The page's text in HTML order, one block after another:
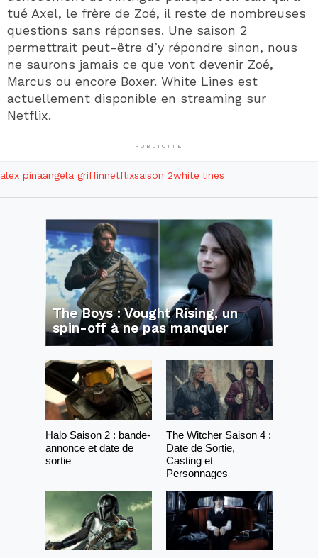
tué Axel, le frère de Zoé, il reste de nombreuses
questions sans réponses. Une saison 2
permettrait peut-être d’y répondre sinon, nous
ne saurons jamais ce que vont devenir Zoé,
Marcus ou encore Boxer. White Lines est
actuellement disponible en streaming sur
Netflix.
PUBLICITÉ
alex pinaangela griffinnetflixsaison 2white lines
The Boys : Vought Rising, un
spin-off à ne pas manquer
Halo Saison 2 : bande-
annonce et date de
sortie
The Witcher Saison 4 :
Date de Sortie,
Casting et
Personnages